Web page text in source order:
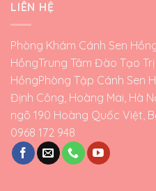
LIÊN HỆ
Phòng Khám Cánh Sen
HồngTrung Tâm Đào Tạo
HồngPhòng Tập Cánh Sen
Định Công, Hoàng Mai, Hà
ngõ 190 Hoàng Quốc Việt,
0968 172 948